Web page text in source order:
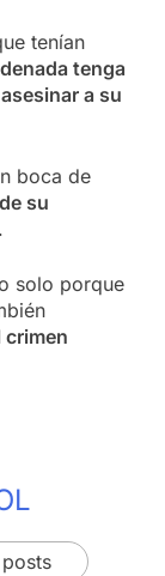
tenían
tenga
a su
boca de
su
solo porque
crimen